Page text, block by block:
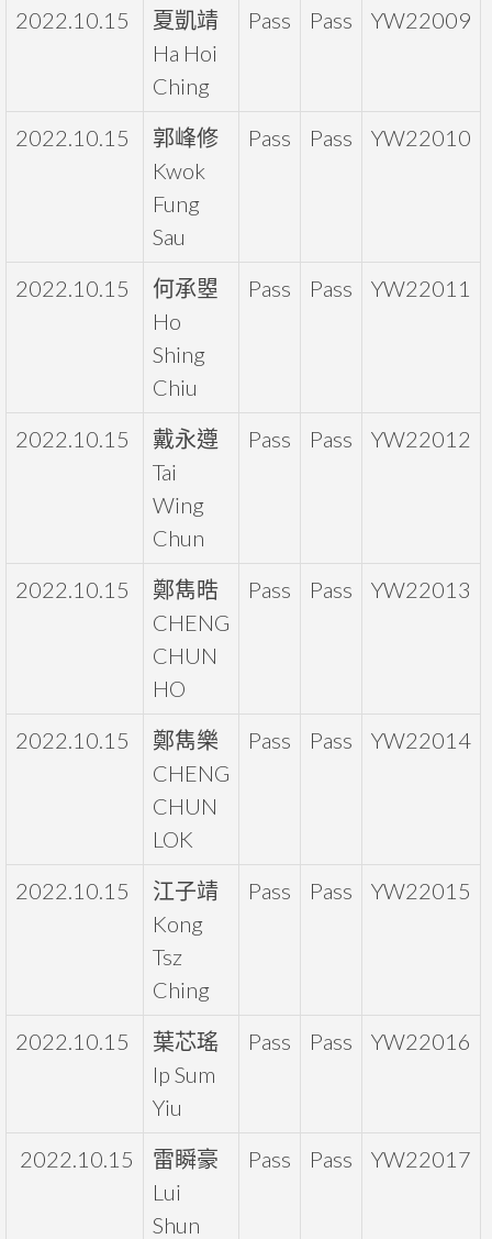
2022.10.15
夏凱靖
Ha Hoi
Ching
Pass Pass YW22009
2022.10.15
郭峰修
Kwok
Fung
Sau
Pass Pass YW22010
2022.10.15
何承曌
Ho
Shing
Chiu
Pass Pass YW22011
2022.10.15
戴永遵
Tai
Wing
Chun
Pass Pass YW22012
2022.10.15
鄭雋晧
CHENG
CHUN
HO
Pass Pass YW22013
2022.10.15
鄭雋樂
CHENG
CHUN
LOK
Pass Pass YW22014
2022.10.15
江子靖
Kong
Tsz
Ching
Pass Pass YW22015
2022.10.15
葉芯瑤
Ip Sum
Yiu
Pass Pass YW22016
2022.10.15
雷瞬豪
Lui
Shun
Pass Pass YW22017